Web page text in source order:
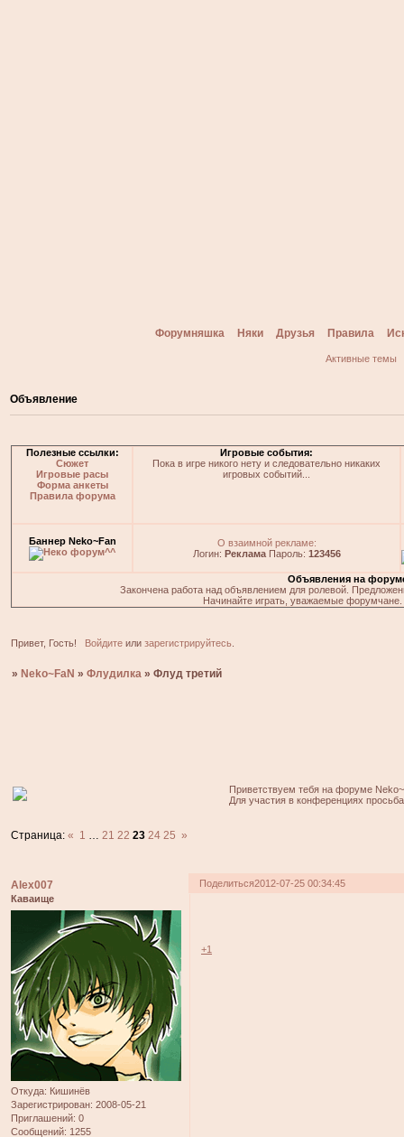
Форумняшка Няки Друзья Правила
Активные темы
Объявление
Полезные ссылки:
Сюжет
Игровые расы
Форма анкеты
Правила форума
Игровые события:
Пока в игре никого нету и следовательно никаких
игровых событий...
Баннер Neko~Fan
О взаимной рекламе:
Логин: РекламаПароль: 123456
Объявления на
Закончена работа над объявлением для ролевой.
Начинайте играть, уважаемые
Привет, Гость! Войдитеили зарегистрируйтесь.
» Neko~FaN »Флудилка »Флуд третий
Приветствуем тебя на форуме
Для участия в конференциях
Страница:« 1 … 21 22 23 24 25 »
Поделиться2012-07-25 00:34:45
Alex007
Каваище
Откуда: Кишинёв
Зарегистрирован: 2008-05-21
Приглашений: 0
Сообщений: 1255
+1